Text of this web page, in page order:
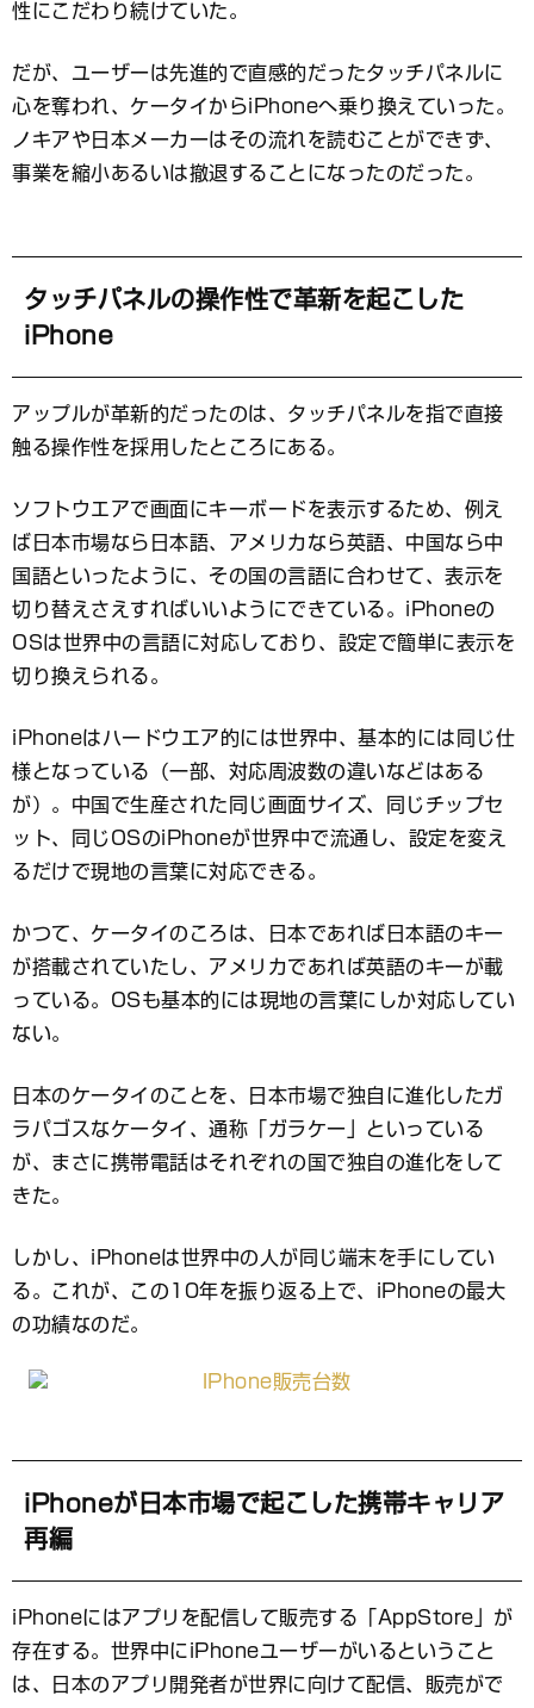
性にこだわり続けていた。
だが、ユーザーは先進的で直感的だったタッチパネルに
心を奪われ、ケータイからiPhoneへ乗り換えていった。
ノキアや日本メーカーはその流れを読むことができず、
事業を縮小あるいは撤退することになったのだった。
タッチパネルの操作性で革新を起こした
iPhone
アップルが革新的だったのは、タッチパネルを指で直接
触る操作性を採用したところにある。
ソフトウエアで画面にキーボードを表示するため、例え
ば日本市場なら日本語、アメリカなら英語、中国なら中
国語といったように、その国の言語に合わせて、表示を
切り替えさえすればいいようにできている。iPhoneの
OSは世界中の言語に対応しており、設定で簡単に表示を
切り換えられる。
iPhoneはハードウエア的には世界中、基本的には同じ仕
様となっている（一部、対応周波数の違いなどはある
が）。中国で生産された同じ画面サイズ、同じチップセ
ット、同じOSのiPhoneが世界中で流通し、設定を変え
るだけで現地の言葉に対応できる。
かつて、ケータイのころは、日本であれば日本語のキー
が搭載されていたし、アメリカであれば英語のキーが載
っている。OSも基本的には現地の言葉にしか対応してい
ない。
日本のケータイのことを、日本市場で独自に進化したガ
ラパゴスなケータイ、通称「ガラケー」といっている
が、まさに携帯電話はそれぞれの国で独自の進化をして
きた。
しかし、iPhoneは世界中の人が同じ端末を手にしてい
る。これが、この10年を振り返る上で、iPhoneの最大
の功績なのだ。
iPhoneが日本市場で起こした携帯キャリア
再編
iPhoneにはアプリを配信して販売する「AppStore」が
存在する。世界中にiPhoneユーザーがいるということ
は、日本のアプリ開発者が世界に向けて配信、販売がで